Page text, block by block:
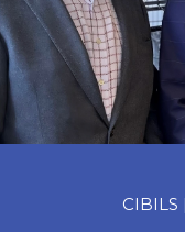
CIBILS